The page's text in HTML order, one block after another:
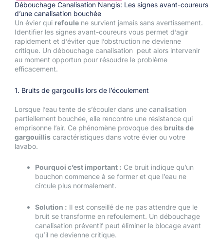
Débouchage Canalisation Nangis: Les signes avant-coureurs
d’une canalisation bouchée
Un évier qui refoule ne survient jamais sans avertissement.
Identifier les signes avant-coureurs vous permet d’agir
rapidement et d’éviter que l’obstruction ne devienne
critique. Un débouchage canalisation peut alors intervenir
au moment opportun pour résoudre le problème
efficacement.
1. Bruits de gargouillis lors de l’écoulement
Lorsque l’eau tente de s’écouler dans une canalisation
partiellement bouchée, elle rencontre une résistance qui
emprisonne l’air. Ce phénomène provoque des bruits de
gargouillis caractéristiques dans votre évier ou votre
lavabo.
Pourquoi c’est important : Ce bruit indique qu’un
bouchon commence à se former et que l’eau ne
circule plus normalement.
Solution : Il est conseillé de ne pas attendre que le
bruit se transforme en refoulement. Un débouchage
canalisation préventif peut éliminer le blocage avant
qu’il ne devienne critique.